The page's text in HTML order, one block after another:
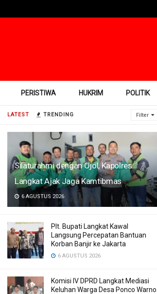
LATEST TRENDING Filter
Silaturahmi dengan Ojol, Kapolres
Langkat Ajak Jaga Kamtibmas
6 AGUSTUS 2026
Plt. Bupati Langkat Kawal
Langsung Percepatan Bantuan
Korban Banjir ke Jakarta
6 AGUSTUS 2026
Komisi IV DPRD Langkat Mediasi
Keluhan Warga Desa Ponco Warno
PERISTIWA HUKRIM POLITIK